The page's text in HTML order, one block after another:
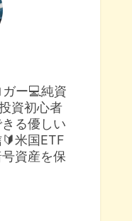
ー💻純資
資初心者
る優しい
米国ETF
資産を保